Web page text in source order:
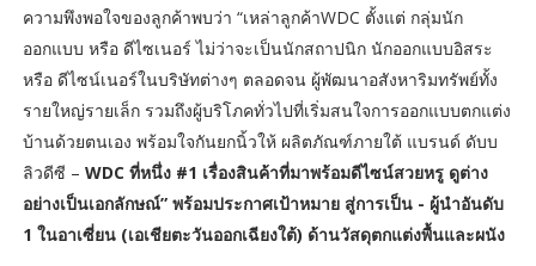
ความพึงพอใจของลูกค้าพบว่า “เหล่าลูกค้าWDC ตั้งแต่ กลุ่มนัก
ออกแบบ หรือ ดีไซเนอร์ ไม่ว่าจะเป็นนักสถาปนิก นักออกแบบอิสระ
หรือ ดีไซน์เนอร์ในบริษัทต่างๆ ตลอดจน ผู้พัฒนาอสังหาริมทรัพย์ทั้ง
รายใหญ่รายเล็ก รวมถึงผู้บริโภคทั่วไปที่เริ่มสนใจการออกแบบตกแต่ง
บ้านด้วยตนเอง พร้อมใจกันยกนิ้วให้ ผลิตภัณฑ์ภายใต้ แบรนด์ ดับบ
ลิวดีซี – WDC ที่หนึ่ง #1 เรื่องสินค้าที่มาพร้อมดีไซน์สวยหรู ดูต่าง
อย่างเป็นเอกลักษณ์” พร้อมประกาศเป้าหมาย สู่การเป็น - ผู้นำอันดับ
1 ในอาเซี่ยน (เอเชียตะวันออกเฉียงใต้) ด้านวัสดุตกแต่งพื้นและผนัง